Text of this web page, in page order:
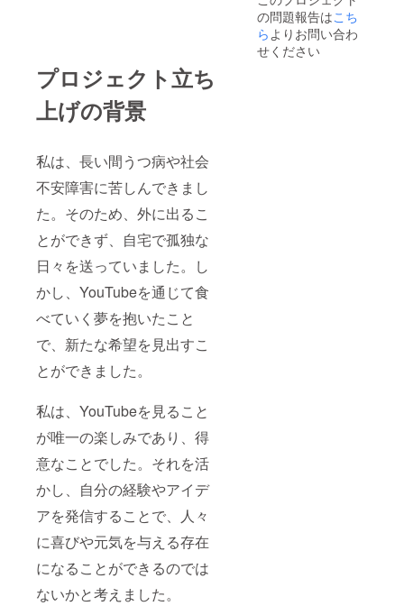
プロジェクト立ち
上げの背景
私は、長い間うつ病や社会
不安障害に苦しんできまし
た。そのため、外に出るこ
とができず、自宅で孤独な
日々を送っていました。し
かし、YouTubeを通じて食
べていく夢を抱いたこと
で、新たな希望を見出すこ
とができました。
私は、YouTubeを見ること
が唯一の楽しみであり、得
意なことでした。それを活
かし、自分の経験やアイデ
アを発信することで、人々
に喜びや元気を与える存在
になることができるのでは
ないかと考えました。
の問題報告はこち
らよりお問い合わ
せください